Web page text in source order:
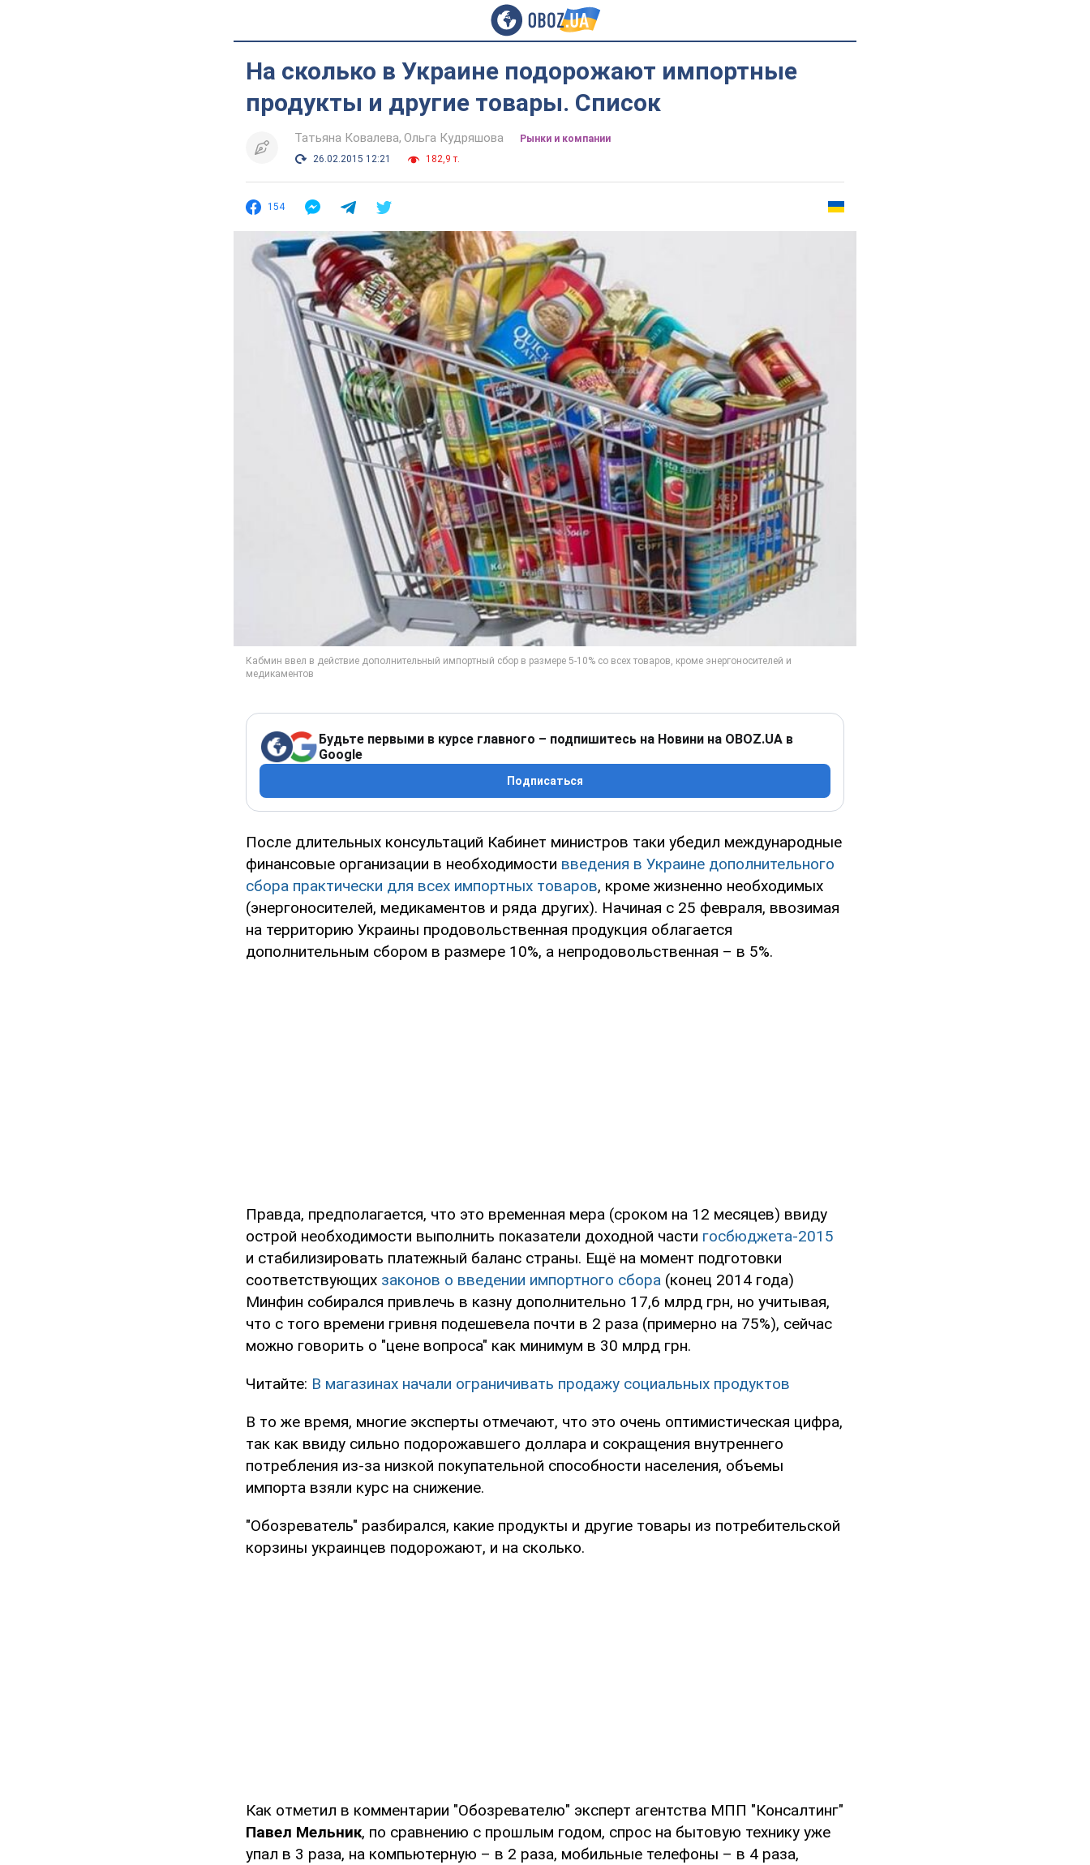
На сколько в Украине подорожают импортные
продукты и другие товары. Список
Татьяна Ковалева Ольга Кудряшова
Рынки и компании
26.02.2015 12:21
182,9 т.
154
Будьте первыми в курсе главного – подпишитесь на Новини на OBOZ.UA в
Google
Подписаться
После длительных консультаций Кабинет министров таки убедил международные
финансовые организации в необходимости введения в Украине дополнительного
сбора практически для всех импортных товаров, кроме жизненно необходимых
(энергоносителей, медикаментов и ряда других). Начиная с 25 февраля, ввозимая
на территорию Украины продовольственная продукция облагается
дополнительным сбором в размере 10%, а непродовольственная – в 5%.
Правда, предполагается, что это временная мера (сроком на 12 месяцев) ввиду
острой необходимости выполнить показатели доходной части госбюджета-2015
и стабилизировать платежный баланс страны. Ещё на момент подготовки
соответствующих законов о введении импортного сбора (конец 2014 года)
Минфин собирался привлечь в казну дополнительно 17,6 млрд грн, но учитывая,
что с того времени гривня подешевела почти в 2 раза (примерно на 75%), сейчас
можно говорить о "цене вопроса" как минимум в 30 млрд грн.
Читайте: В магазинах начали ограничивать продажу социальных продуктов
В то же время, многие эксперты отмечают, что это очень оптимистическая цифра,
так как ввиду сильно подорожавшего доллара и сокращения внутреннего
потребления из-за низкой покупательной способности населения, объемы
импорта взяли курс на снижение.
"Обозреватель" разбирался, какие продукты и другие товары из потребительской
корзины украинцев подорожают, и на сколько.
Как отметил в комментарии "Обозревателю" эксперт агентства МПП "Консалтинг"
Павел Мельник, по сравнению с прошлым годом, спрос на бытовую технику уже
упал в 3 раза, на компьютерную – в 2 раза, мобильные телефоны – в 4 раза,